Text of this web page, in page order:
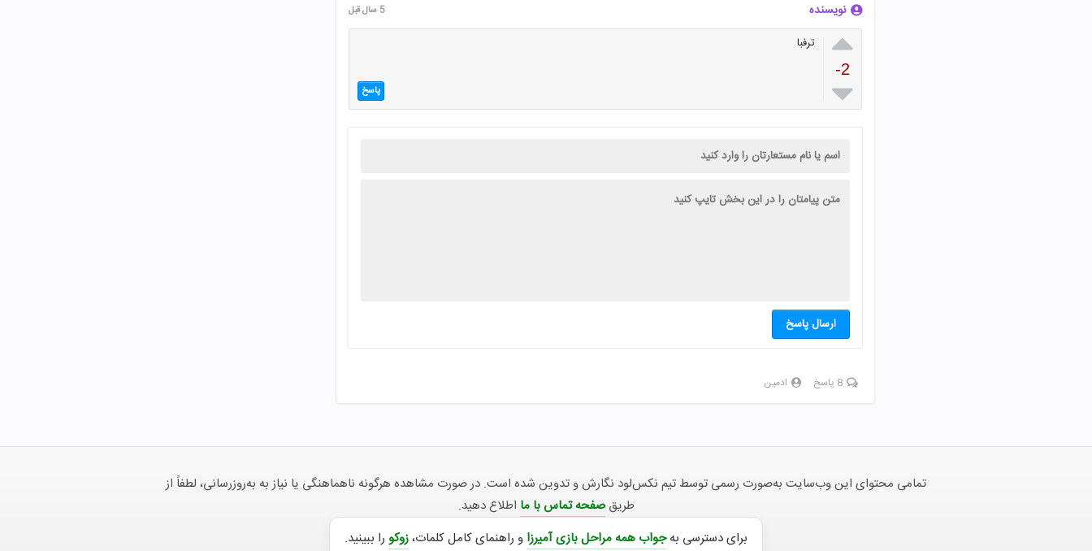
نویسنده 5 سال قبل

-2

ترفبا
پاسخ
ارسال پاسخ
8 پاسخ ادمین
تمامی محتوای این وب‌سایت به‌صورت رسمی توسط تیم نکس‌لود نگارش و تدوین شده است. در صورت مشاهده هرگونه ناهماهنگی یا نیاز به به‌روزرسانی، لطفاً از
طریقصفحه تماس با ما اطلاع دهید.
برای دسترسی به جواب همه مراحل بازی آمیرزا و راهنمای کامل کلمات،زوکو را ببینید.